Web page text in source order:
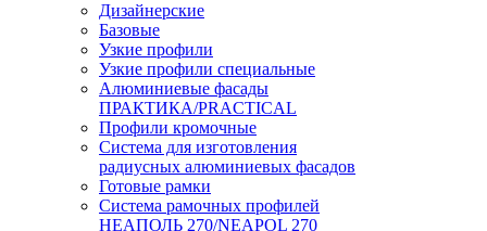
Дизайнерские
Базовые
Узкие профили
Узкие профили специальные
Алюминиевые фасады
ПРАКТИКА/PRACTICAL
Профили кромочные
Система для изготовления
радиусных алюминиевых фасадов
Готовые рамки
Система рамочных профилей
НЕАПОЛЬ 270/NEAPOL 270